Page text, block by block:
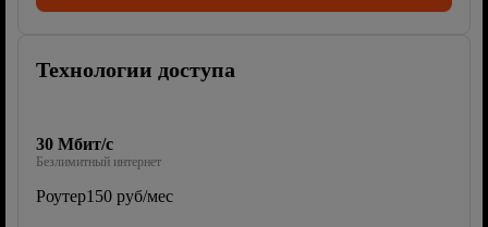
Технологии доступа
30 Мбит/с
Безлимитный интернет
Роутер150 руб/мес